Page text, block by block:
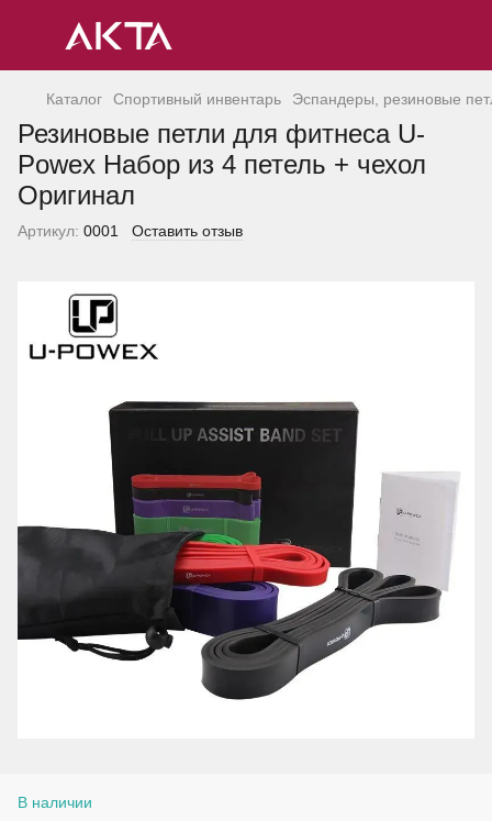
Каталог Спортивный инвентарь Эспандеры, резиновые
Резиновые петли для фитнеса U-
Powex Набор из 4 петель + чехол
Оригинал
Артикул: 0001 Оставить отзыв
В наличии